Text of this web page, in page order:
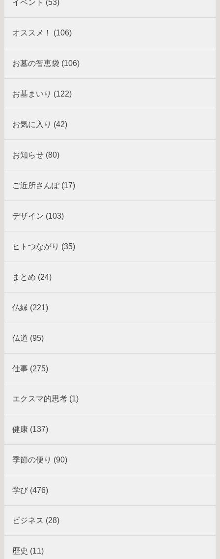
イベント (53)
オススメ！ (106)
お墓の智恵袋 (106)
お墓まいり (122)
お気に入り (42)
お知らせ (80)
ご近所さんぽ (17)
デザイン (103)
ヒトつながり (35)
まとめ (24)
仏縁 (221)
仏道 (95)
仕事 (275)
エクスマ的思考 (1)
健康 (137)
季節の便り (90)
学び (476)
ビジネス (28)
歴史 (11)